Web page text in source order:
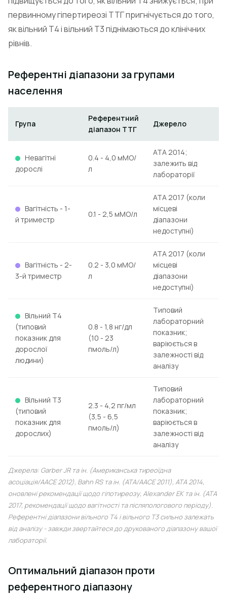
первинному гіпертиреозі ТТГ пригнічується до того,
як вільний Т4 і вільний Т3 піднімаються до клінічних
рівнів.
Референтні діапазони за групами
населення
Група
Референтний
діапазон ТТГ
Джерело
Невагітні
дорослі
0.4 - 4,0 мМО/
л
ATA 2014;
залежить від
лабораторії
Вагітність - 1-
й триместр
0.1 - 2,5 мМО/л
ATA 2017 (коли
місцеві
діапазони
недоступні)
Вагітність - 2-
3-й триместр
0.2 - 3,0 мМО/
л
ATA 2017 (коли
місцеві
діапазони
недоступні)
Вільний Т4
(типовий
показник для
дорослої
людини)
0.8 - 1,8 нг/дл
(10 - 23
пмоль/л)
Типовий
лабораторний
показник;
варіюється в
залежності від
аналізу
Вільний Т3
(типовий
показник для
дорослих)
2.3 - 4,2 пг/мл
(3,5 - 6,5
пмоль/л)
Типовий
лабораторний
показник;
варіюється в
залежності від
аналізу
Джерела: Garber JR та ін. (Американська тиреоїдна
асоціація/AACE 2012), Bahn RS та ін. (ATA/AACE 2011), ATA 2014,
оновлені рекомендації щодо гіпотиреозу, Alexander EK та ін. (ATA
2017, рекомендації щодо вагітності та післяпологового періоду).
Референтні діапазони вільного Т4 і вільного Т3 сильно залежать
від аналізу - завжди звертайтеся до друкованого діапазону вашої
лабораторії.
Оптимальний діапазон проти
референтного діапазону